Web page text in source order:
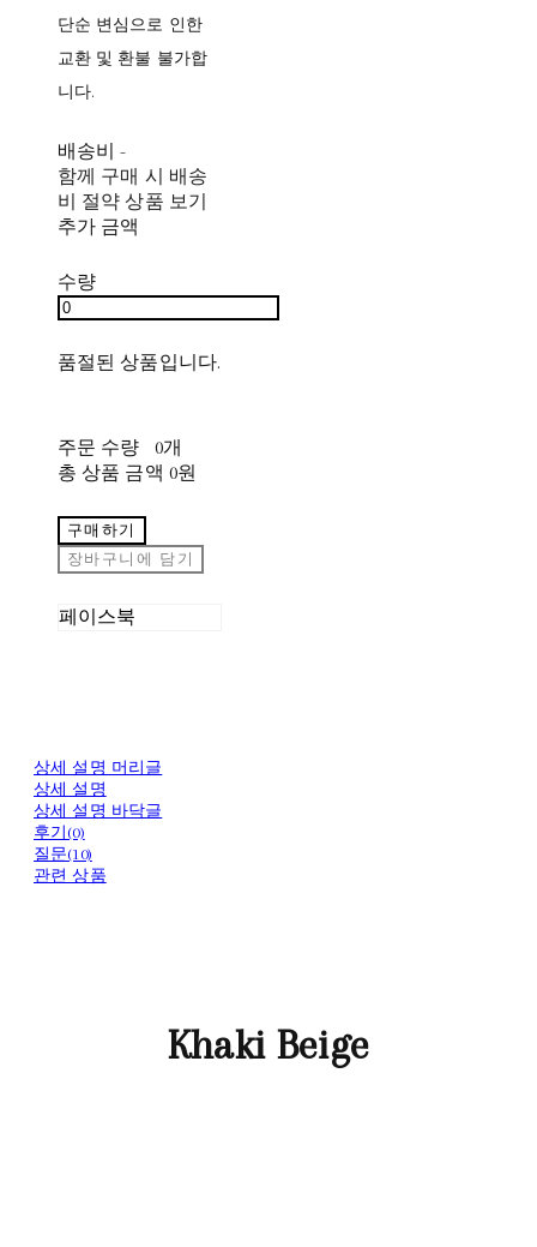
단순 변심으로 인한
교환 및 환불 불가합
니다.
배송비-
함께 구매 시 배송
비 절약 상품 보기
추가 금액
수량
품절된 상품입니다.
주문 수량
0개
총 상품 금액 0원
구매하기
장바구니에 담기
페이스북
상세 설명 머리글
상세 설명
상세 설명 바닥글
후기(0)
질문(10)
관련 상품
Khaki Beige